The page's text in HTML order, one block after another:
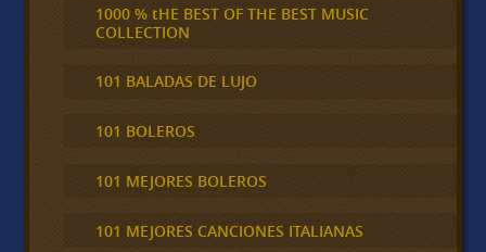
1000 % tHE BEST OF THE BEST MUSIC
COLLECTION
101 BALADAS DE LUJO
101 BOLEROS
101 MEJORES BOLEROS
101 MEJORES CANCIONES ITALIANAS